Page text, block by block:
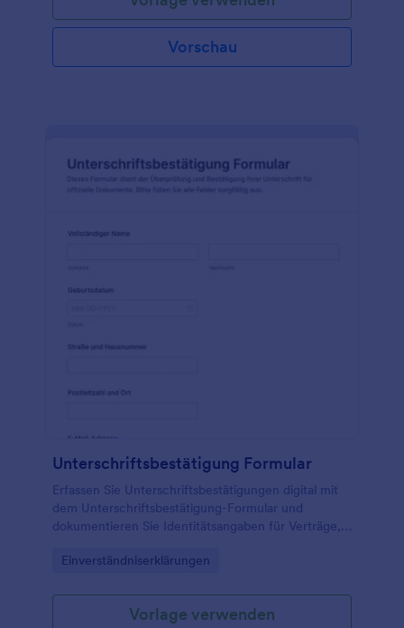
Vorschau
Unterschriftsbestätigung Formular
Erfassen Sie Unterschriftsbestätigungen digital mit
dem Unterschriftsbestätigung-Formular und
dokumentieren Sie Identitätsangaben für Verträge,
einheitlichen Jotform-Formularvorlage.
Go to Category:
Einverständniserklärungen
Vorlage verwenden